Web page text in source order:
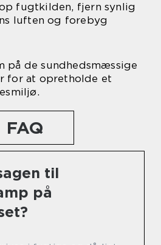
fugtkilden, fjern synlig
luften og forebyg
på de sundhedsmæssige
for at opretholde et
FAQ
til
på